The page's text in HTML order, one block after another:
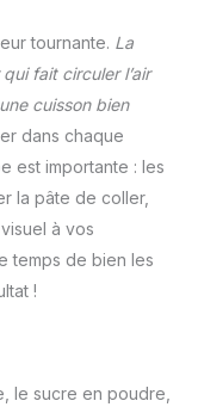
tournante. La
fait circuler l’air
cuisson bien
dans chaque
est importante : les
la pâte de coller,
à vos
temps de bien les
!
le sucre en poudre,